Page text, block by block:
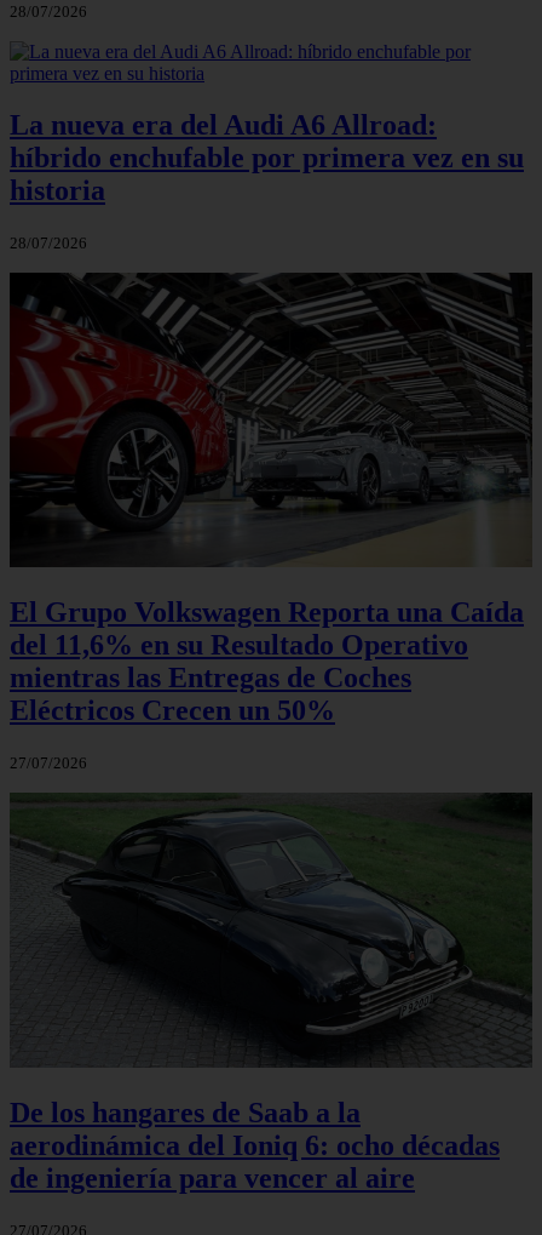
28/07/2026
La nueva era del Audi A6 Allroad:
híbrido enchufable por primera vez en su
historia
28/07/2026
El Grupo Volkswagen Reporta una Caída
del 11,6% en su Resultado Operativo
mientras las Entregas de Coches
Eléctricos Crecen un 50%
27/07/2026
De los hangares de Saab a la
aerodinámica del Ioniq 6: ocho décadas
de ingeniería para vencer al aire
27/07/2026